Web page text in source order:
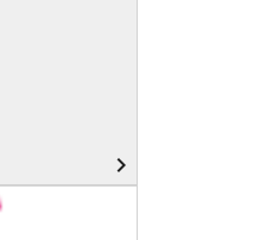
navigate_next